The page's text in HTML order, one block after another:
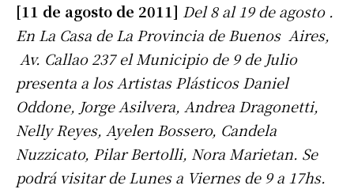
[11 de agosto de 2011] Del 8 al 19 de agosto .
En La Casa de La Provincia de Buenos Aires,
Av. Callao 237 el Municipio de 9 de Julio
presenta a los Artistas Plásticos Daniel
Oddone, Jorge Asilvera, Andrea Dragonetti,
Nelly Reyes, Ayelen Bossero, Candela
Nuzzicato, Pilar Bertolli, Nora Marietan. Se
podrá visitar de Lunes a Viernes de 9 a 17hs.